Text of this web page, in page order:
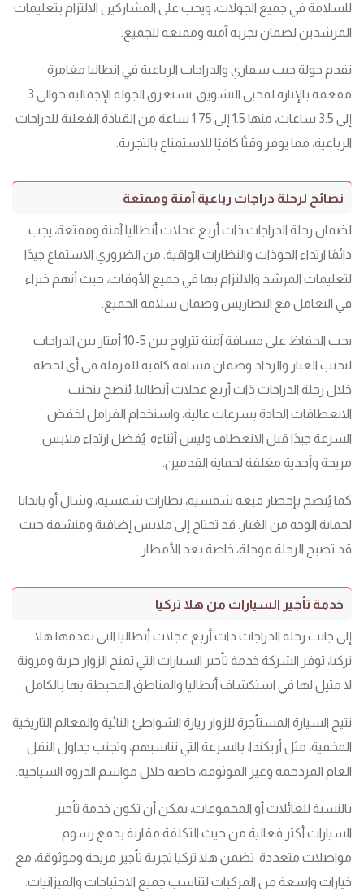
للسلامة في جميع الجولات، ويجب على المشاركين الالتزام بتعليمات
المرشدين لضمان تجربة آمنة وممتعة للجميع.
تقدم جولة جيب سفاري والدراجات الرباعية في انطاليا مغامرة
مفعمة بالإثارة لمحبي التشويق. تستغرق الجولة الإجمالية حوالي 3
إلى 3.5 ساعات، منها 1.5 إلى 1.75 ساعة من القيادة الفعلية للدراجات
الرباعية، مما يوفر وقتًا كافيًا للاستمتاع بالتجربة.
نصائح لرحلة دراجات رباعية آمنة وممتعة
لضمان رحلة الدراجات ذات أربع عجلات أنطاليا آمنة وممتعة، يجب
دائمًا ارتداء الخوذات والنظارات الواقية. من الضروري الاستماع جيدًا
لتعليمات المرشد والالتزام بها في جميع الأوقات، حيث أنهم خبراء
في التعامل مع التضاريس وضمان سلامة الجميع.
يجب الحفاظ على مسافة آمنة تتراوح بين 5-10 أمتار بين الدراجات
لتجنب الغبار والرذاذ وضمان مسافة كافية للفرملة في أي لحظة
خلال رحلة الدراجات ذات أربع عجلات أنطاليا. يُنصح بتجنب
الانعطافات الحادة بسرعات عالية، واستخدام الفرامل لخفض
السرعة جيدًا قبل الانعطاف وليس أثناءه. يُفضل ارتداء ملابس
مريحة وأحذية مغلقة لحماية القدمين.
كما يُنصح بإحضار قبعة شمسية، نظارات شمسية، وشال أو باندانا
لحماية الوجه من الغبار. قد تحتاج إلى ملابس إضافية ومنشفة حيث
قد تصبح الرحلة موحلة، خاصة بعد الأمطار.
خدمة تأجير السيارات من هلا تركيا
إلى جانب رحلة الدراجات ذات أربع عجلات أنطاليا التي تقدمها هلا
تركيا، توفر الشركة خدمة تأجير السيارات التي تمنح الزوار حرية ومرونة
لا مثيل لها في استكشاف أنطاليا والمناطق المحيطة بها بالكامل.
تتيح السيارة المستأجرة للزوار زيارة الشواطئ النائية والمعالم التاريخية
المخفية، مثل أريكندا، بالسرعة التي تناسبهم، وتجنب جداول النقل
العام المزدحمة وغير الموثوقة، خاصة خلال مواسم الذروة السياحية.
بالنسبة للعائلات أو المجموعات، يمكن أن تكون خدمة تأجير
السيارات أكثر فعالية من حيث التكلفة مقارنة بدفع رسوم
مواصلات متعددة. تضمن هلا تركيا تجربة تأجير مريحة وموثوقة، مع
خيارات واسعة من المركبات لتناسب جميع الاحتياجات والميزانيات.